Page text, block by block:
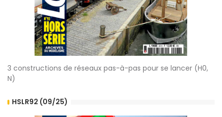
3 constructions de réseaux pas-à-pas pour se lancer (H0,
N)
HSLR92 (09/25)